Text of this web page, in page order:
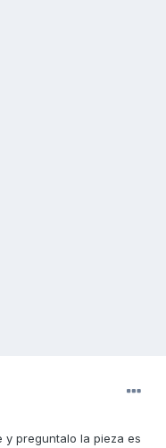
y preguntalo la pieza es